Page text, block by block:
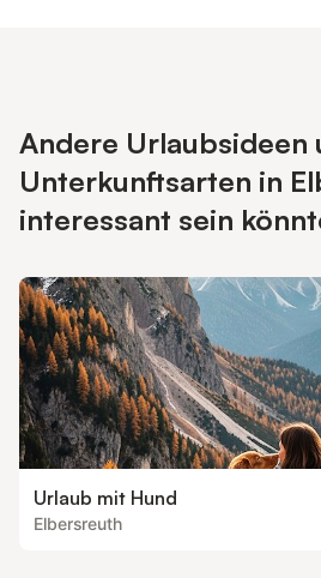
Andere Urlaubsideen
Unterkunftsarten in
interessant sein
Urlaub mit Hund
Elbersreuth